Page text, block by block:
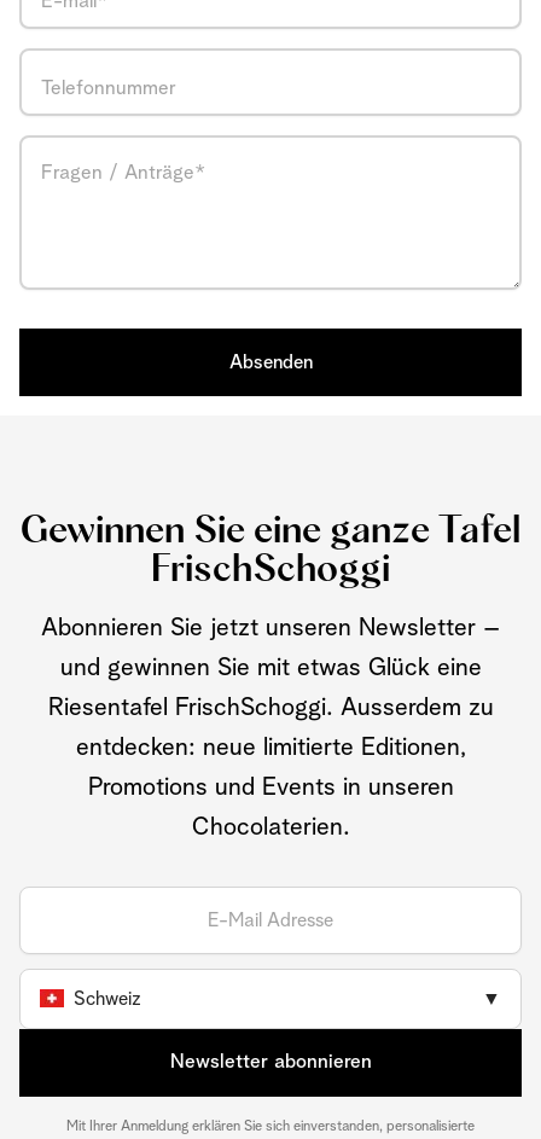
Absenden
Gewinnen Sie eine ganze Tafel
FrischSchoggi
Abonnieren Sie jetzt unseren Newsletter –
und gewinnen Sie mit etwas Glück eine
Riesentafel FrischSchoggi. Ausserdem zu
entdecken: neue limitierte Editionen,
Promotions und Events in unseren
Chocolaterien.
Schweiz ▼
Newsletter abonnieren
Mit Ihrer Anmeldung erklären Sie sich einverstanden, personalisierte